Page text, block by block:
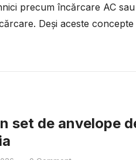
precum încărcare AC
Deși aceste concepte
set de anvelope